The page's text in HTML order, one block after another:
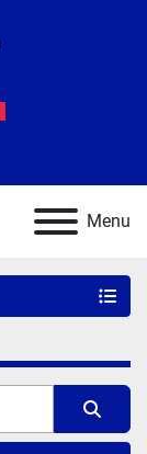
Menu